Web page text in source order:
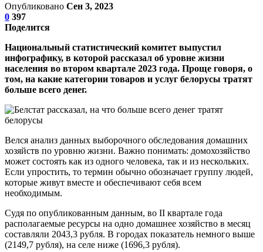
Опубликовано Сен 3, 2023
0 397
Поделится
Национальный статистический комитет выпустил
инфографику, в которой рассказал об уровне жизни
населения во втором квартале 2023 года. Проще говоря, о
том, на какие категории товаров и услуг белорусы тратят
больше всего денег.
Велся анализ данных выборочного обследования домашних
хозяйств по уровню жизни. Важно понимать: домохозяйство
может состоять как из одного человека, так и из нескольких.
Если упростить, то термин обычно обозначает группу людей,
которые живут вместе и обеспечивают себя всем
необходимым.
Судя по опубликованным данным, во II квартале года
располагаемые ресурсы на одно домашнее хозяйство в месяц
составляли 2043,3 рубля. В городах показатель немного выше
(2149,7 рубля), на селе ниже (1696,3 рубля).